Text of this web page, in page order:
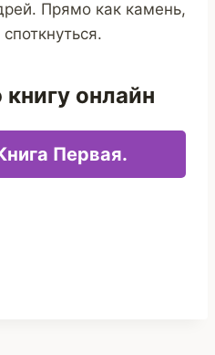
Прямо как камень,
онлайн
Первая.